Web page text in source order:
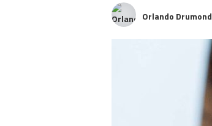
Orlando Drumond